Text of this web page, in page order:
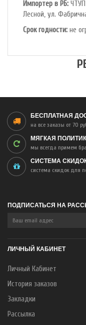
Импортер в РБ:
Лесной, ул.
Срок годности: не
БЕСПЛАТНАЯ
на все заказы от 70
МЯГКАЯ
мы всегда примем
СИСТЕМА
система скидок для
ПОДПИСАТЬСЯ НА
ЛИЧНЫЙ КАБИНЕТ
Личный Кабинет
История заказов
Закладки
Рассылка